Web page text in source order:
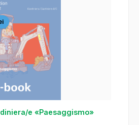
e «Paesaggismo»